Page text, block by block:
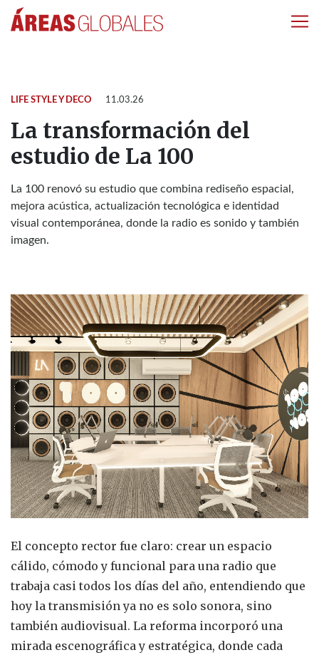
LIFE STYLE Y DECO 11.03.26
La transformación del
estudio de La 100
La 100 renovó su estudio que combina rediseño espacial,
mejora acústica, actualización tecnológica e identidad
visual contemporánea, donde la radio es sonido y también
imagen.
El concepto rector fue claro: crear un espacio
cálido, cómodo y funcional para una radio que
trabaja casi todos los días del año, entendiendo que
hoy la transmisión ya no es solo sonora, sino
también audiovisual. La reforma incorporó una
mirada escenográfica y estratégica, donde cada